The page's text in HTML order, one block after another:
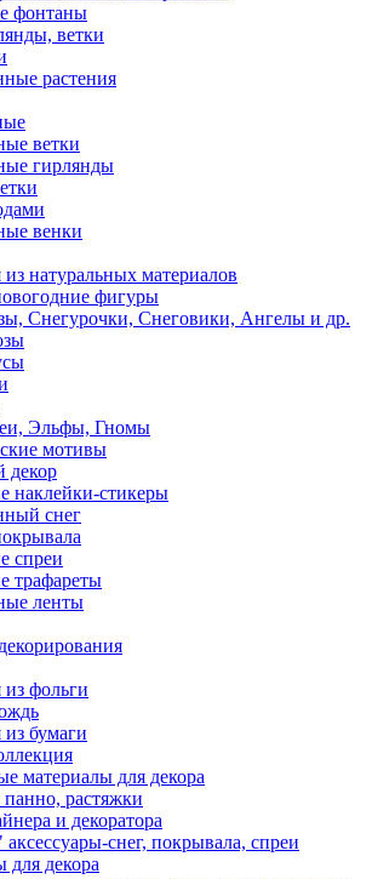
фонтаны
ветки
растения
ветки
гирлянды
венки
натуральных материалов
фигуры
Снегурочки, Снеговики, Ангелы и др.
Эльфы, Гномы
мотивы
декор
наклейки-стикеры
снег
спреи
трафареты
ленты
фольги
бумаги
материалы для декора
растяжки
и декоратора
снег, покрывала, спреи
для декора